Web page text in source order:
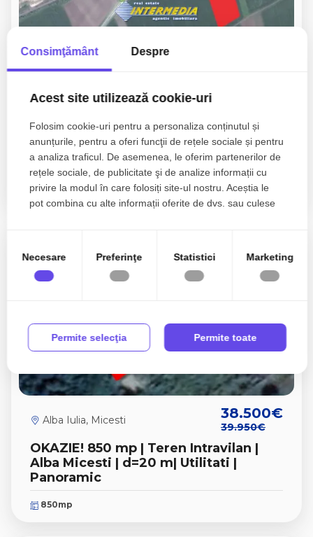
Vanzare Teren Vintu de Jos 3200 mp.
DN1 intersectia Luch 2000 Sebes-
Vint-Orastie
3200mp
OKAZIE! 850 mp | Teren Intravilan |
Alba Micesti | d=20 m| Utilitati |
Panoramic
Alba Iulia, Micesti 38.500€
39.950€
850mp
Consimţământ Despre
Acest site utilizează cookie-uri
Folosim cookie-uri pentru a personaliza conținutul și
anunțurile, pentru a oferi funcţii de rețele sociale și pentru
a analiza traficul. De asemenea, le oferim partenerilor de
rețele sociale, de publicitate şi de analize informații cu
privire la modul în care folosiți site-ul nostru. Aceștia le
pot combina cu alte informații oferite de dvs. sau culese
Necesare Preferinţe Statistici Marketing
Permite selecţia Permite toate